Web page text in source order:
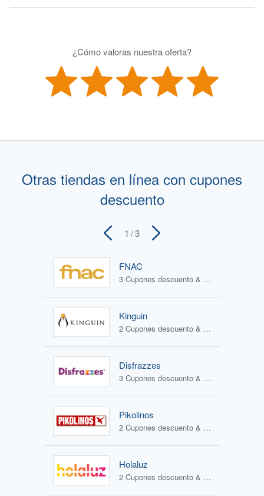
¿Cómo valoras nuestra oferta?
Otras tiendas en línea con cupones
descuento
1 / 3
FNAC
3 Cupones descuento & 4 Ofertas
Kinguin
2 Cupones descuento & 1 Oferta
Disfrazzes
3 Cupones descuento & 2 Ofertas
Pikolinos
2 Cupones descuento & 2 Ofertas
Holaluz
2 Cupones descuento & 0 Ofertas